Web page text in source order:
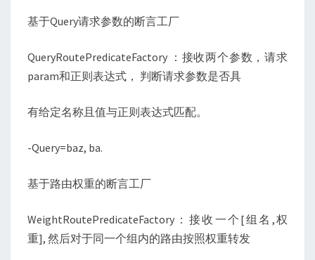
基于Query请求参数的断言工厂
QueryRoutePredicateFactory ：接收两个参数，请求
param和正则表达式， 判断请求参数是否具
有给定名称且值与正则表达式匹配。
-Query=baz, ba.
基于路由权重的断言工厂
WeightRoutePredicateFactory：接收一个[组名,权
重], 然后对于同一个组内的路由按照权重转发